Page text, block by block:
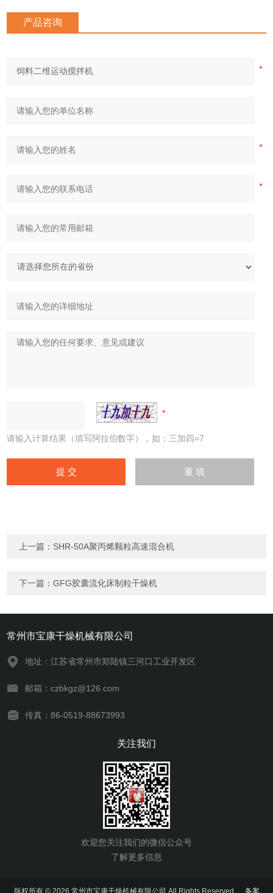
产品咨询
请输入计算结果（填写阿拉伯数字），如：三加四=7
上一篇： SHR-50A聚丙烯颗粒高速混合机
下一篇：GFG胶囊流化床制粒干燥机
常州市宝康干燥机械有限公司
地址：江苏省常州市郑陆镇三河口工业开发区
邮箱：czbkgz@126.com
传真：86-0519-88673993
关注我们
欢迎您关注我们的微信公众号
了解更多信息
版权所有 © 2026 常州市宝康干燥机械有限公司 All Rights Reserved 备案